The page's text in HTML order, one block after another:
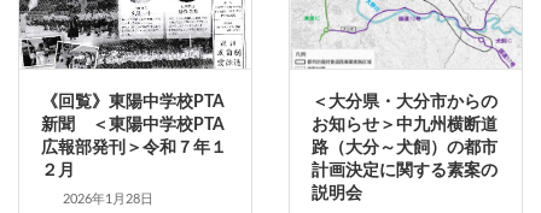
《回覧》東陽中学校PTA
新聞 ＜東陽中学校PTA
広報部発刊＞令和７年１
２月
2026年1月28日
＜大分県・大分市からの
お知らせ＞中九州横断道
路（大分～犬飼）の都市
計画決定に関する素案の
説明会